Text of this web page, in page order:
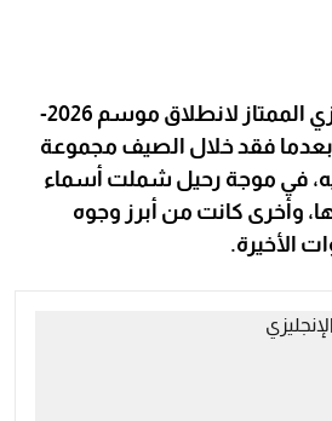
يستعد الدوري الإنجليزي الممتاز لانطلاق موسم 2026-
بعدما فقد خلال الصيف مجموعة
في موجة رحيل شملت أسماء
وأخرى كانت من أبرز وجوه
الأخيرة.